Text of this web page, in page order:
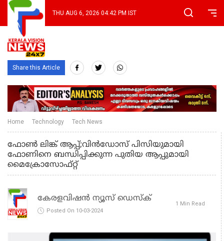
THU AUG 6, 2026 04:42 PM IST
Share this Article
Home Technology Tech News
ഫോണ്‍ ലിങ്ക് ആപ്പ്;വിന്‍ഡോസ് പിസിയുമായി
ഫോണിനെ ബന്ധിപ്പിക്കുന്ന പുതിയ ആപ്പുമായി
മൈക്രോസോഫ്റ്റ്
കേരളവിഷൻ ന്യൂസ് ഡെസ്‌ക്
Posted On 10-03-2024
1 Min Read